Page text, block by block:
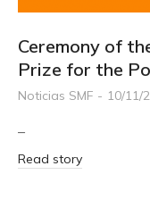
Ceremony of
Prize for the
Noticias SMF 10/11/
–
Read story